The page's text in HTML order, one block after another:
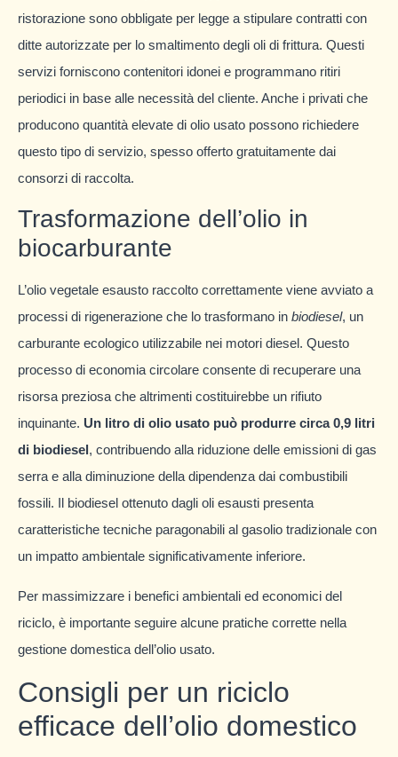
ristorazione sono obbligate per legge a stipulare contratti con
ditte autorizzate per lo smaltimento degli oli di frittura. Questi
servizi forniscono contenitori idonei e programmano ritiri
periodici in base alle necessità del cliente. Anche i privati che
producono quantità elevate di olio usato possono richiedere
questo tipo di servizio, spesso offerto gratuitamente dai
consorzi di raccolta.
Trasformazione dell’olio in
biocarburante
L’olio vegetale esausto raccolto correttamente viene avviato a
processi di rigenerazione che lo trasformano in biodiesel, un
carburante ecologico utilizzabile nei motori diesel. Questo
processo di economia circolare consente di recuperare una
risorsa preziosa che altrimenti costituirebbe un rifiuto
inquinante. Un litro di olio usato può produrre circa 0,9 litri
di biodiesel, contribuendo alla riduzione delle emissioni di gas
serra e alla diminuzione della dipendenza dai combustibili
fossili. Il biodiesel ottenuto dagli oli esausti presenta
caratteristiche tecniche paragonabili al gasolio tradizionale con
un impatto ambientale significativamente inferiore.
Per massimizzare i benefici ambientali ed economici del
riciclo, è importante seguire alcune pratiche corrette nella
gestione domestica dell’olio usato.
Consigli per un riciclo
efficace dell’olio domestico